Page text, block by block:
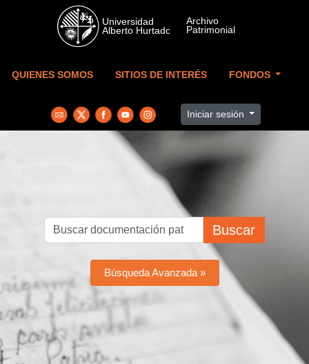
Skip to main content
QUIENES SOMOS SITIOS DE INTERÉS FONDOS
Iniciar sesión
Buscar
Búsqueda Avanzada »